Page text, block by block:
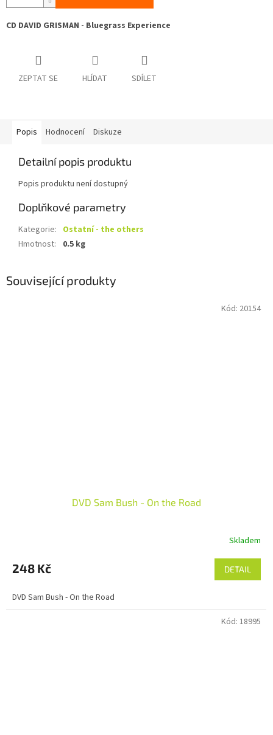
CD DAVID GRISMAN - Bluegrass Experience
ZEPTAT SE HLÍDAT SDÍLET
Popis Hodnocení Diskuze
Detailní popis produktu
Popis produktu není dostupný
Doplňkové parametry
Kategorie: Ostatní - the others
Hmotnost: 0.5 kg
Související produkty
DVD Sam Bush - On the Road
Skladem
248 Kč DETAIL
DVD Sam Bush - On the Road
Kód: 20154
Kód: 18995